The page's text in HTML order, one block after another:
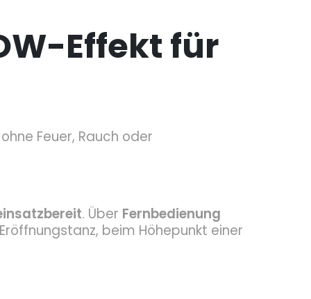
Effekt für
Feuer, Rauch oder
. Über Fernbedienung
beim Höhepunkt einer